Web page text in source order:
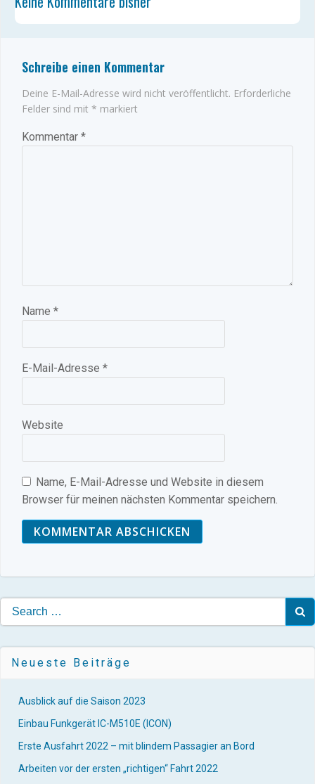
Schreibe einen Kommentar
Deine E-Mail-Adresse wird nicht veröffentlicht. Erforderliche
Felder sind mit * markiert
Kommentar *
Name *
E-Mail-Adresse *
Website
Name, E-Mail-Adresse und Website in diesem
Browser für meinen nächsten Kommentar speichern.
Search
for:
Neueste Beiträge
Ausblick auf die Saison 2023
Einbau Funkgerät IC-M510E (ICON)
Erste Ausfahrt 2022 – mit blindem Passagier an Bord
Arbeiten vor der ersten „richtigen“ Fahrt 2022